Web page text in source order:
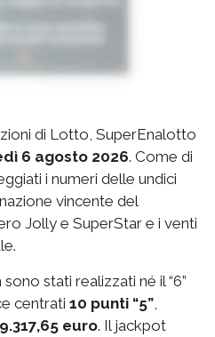
di Lotto, SuperEnalotto
6 agosto 2026. Come di
i numeri delle undici
vincente del
Jolly e SuperStar e i venti
stati realizzati né il “6”
centrati 10 punti “5”
euro. Il jackpot